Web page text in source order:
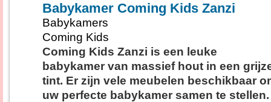
Babykamer Coming Kids Zanzi
Babykamers
Coming Kids
Coming Kids Zanzi is een leuke
babykamer van massief hout in een
tint. Er zijn vele meubelen beschikbaar
uw perfecte babykamer samen te stellen.